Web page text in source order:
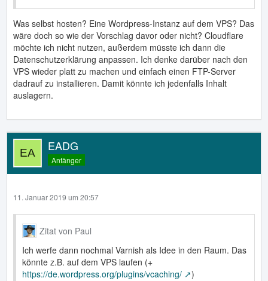
Was selbst hosten? Eine Wordpress-Instanz auf dem VPS? Das
wäre doch so wie der Vorschlag davor oder nicht? Cloudflare
möchte ich nicht nutzen, außerdem müsste ich dann die
Datenschutzerklärung anpassen. Ich denke darüber nach den
VPS wieder platt zu machen und einfach einen FTP-Server
dadrauf zu installieren. Damit könnte ich jedenfalls Inhalt
auslagern.
EADG
Anfänger
11. Januar 2019 um 20:57
Zitat von Paul
Ich werfe dann nochmal Varnish als Idee in den Raum. Das
könnte z.B. auf dem VPS laufen (+
https://de.wordpress.org/plugins/vcaching/
)